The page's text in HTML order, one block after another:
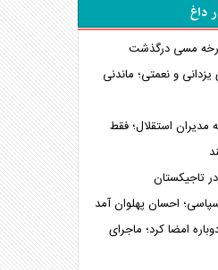
داغ
مسی درگذشت
و نعمتی؛ ماندنی
استقلال؛ فقط
تاجیکستان
احسان پهلوان آمد
امضا کرد؛ ماجرای